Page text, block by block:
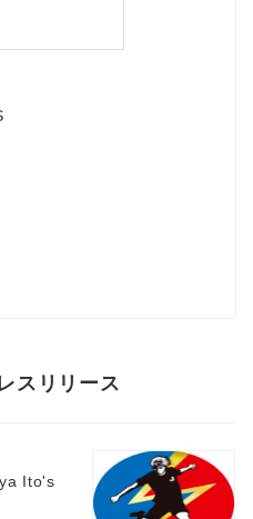
スリリース
Ito's